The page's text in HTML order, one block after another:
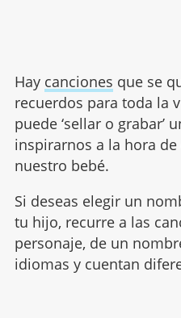
Hay canciones que se
recuerdos para toda la
puede ‘sellar o grabar’
inspirarnos a la hora
nuestro bebé.
Si deseas elegir un
tu hijo, recurre a las
personaje, de un
idiomas y cuentan